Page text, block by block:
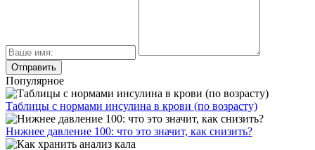
Популярное
Таблицы с нормами инсулина в крови (по возрасту)
Нижнее давление 100: что это значит, как снизить?